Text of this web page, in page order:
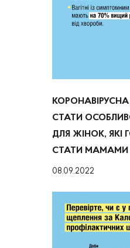
‌СТАТИ
‌ДЛЯ‌ ‌ЖІНОК,‌ ‌ЯКІ‌
‌СТАТИ‌ ‌МАМАМИ
08.09.2022